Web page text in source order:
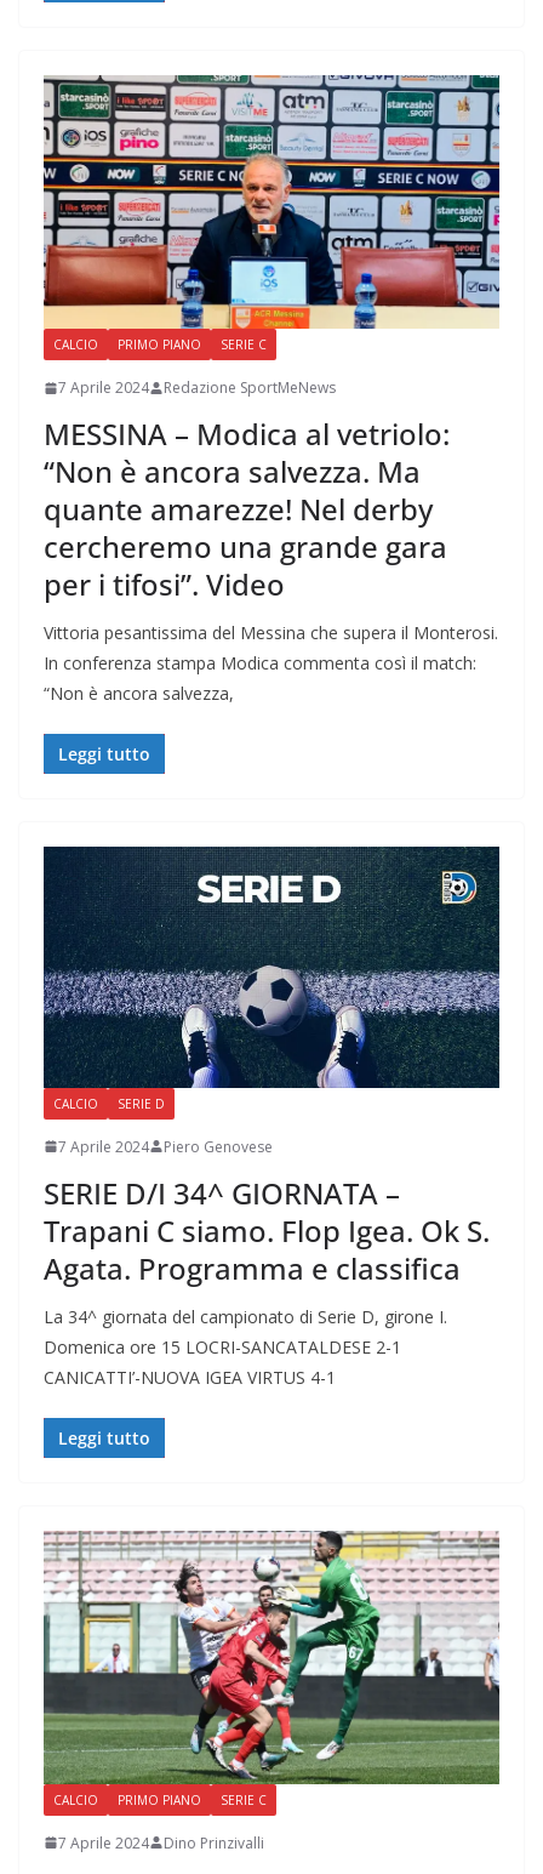
CALCIO PRIMO PIANO SERIE C
7 Aprile 2024 Redazione SportMeNews
MESSINA – Modica al vetriolo:
“Non è ancora salvezza. Ma
quante amarezze! Nel derby
cercheremo una grande gara
per i tifosi”. Video
Vittoria pesantissima del Messina che supera il Monterosi.
In conferenza stampa Modica commenta così il match:
“Non è ancora salvezza,
Leggi tutto
CALCIO SERIE D
7 Aprile 2024 Piero Genovese
SERIE D/I 34^ GIORNATA –
Trapani C siamo. Flop Igea. Ok S.
Agata. Programma e classifica
La 34^ giornata del campionato di Serie D, girone I.
Domenica ore 15 LOCRI-SANCATALDESE 2-1
CANICATTI’-NUOVA IGEA VIRTUS 4-1
Leggi tutto
CALCIO PRIMO PIANO SERIE C
7 Aprile 2024 Dino Prinzivalli